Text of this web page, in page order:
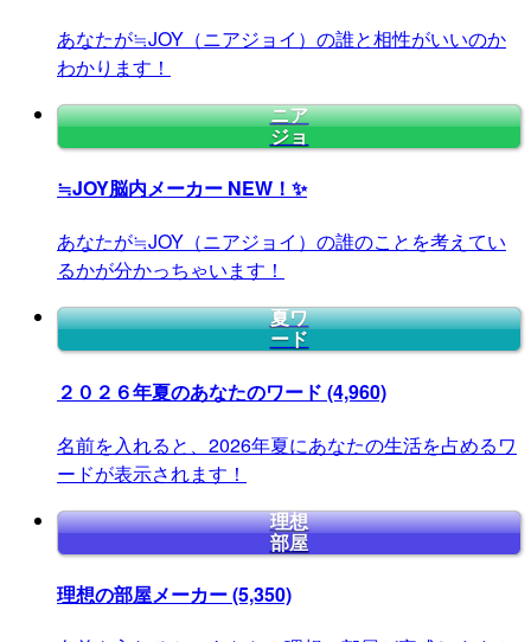
あなたが≒JOY（ニアジョイ）の誰と相性がいいのか
わかります！
ニア
ジョ
≒JOY脳内メーカー NEW！✨
あなたが≒JOY（ニアジョイ）の誰のことを考えてい
るかが分かっちゃいます！
夏ワ
ード
２０２６年夏のあなたのワード (4,960)
名前を入れると、2026年夏にあなたの生活を占めるワ
ードが表示されます！
理想
部屋
理想の部屋メーカー(5,350)